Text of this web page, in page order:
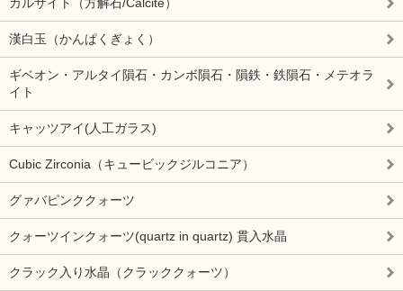
漢白玉（かんぱくぎょく）
ギベオン・アルタイ隕石・カンボ隕石・隕鉄・鉄隕石・メテオラ
イト
キャッツアイ(人工ガラス)
Cubic Zirconia（キュービックジルコニア）
グァバピンククォーツ
クォーツインクォーツ(quartz in quartz) 貫入水晶
クラック入り水晶（クラッククォーツ）